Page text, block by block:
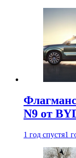
N9 от
1 год спустя1